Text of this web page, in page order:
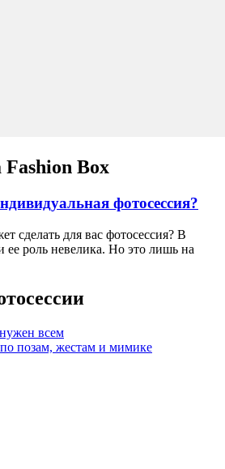
Box
фотосессия?
сделать для вас фотосессия? В
роль невелика. Но это лишь на
всем
позам, жестам и мимике